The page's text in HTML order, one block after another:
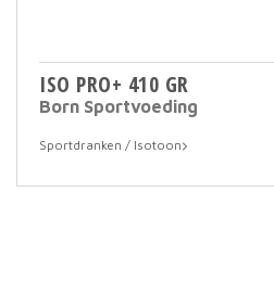
ISO PRO+ 410 GR
Born Sportvoeding
Sportdranken / Isotoon